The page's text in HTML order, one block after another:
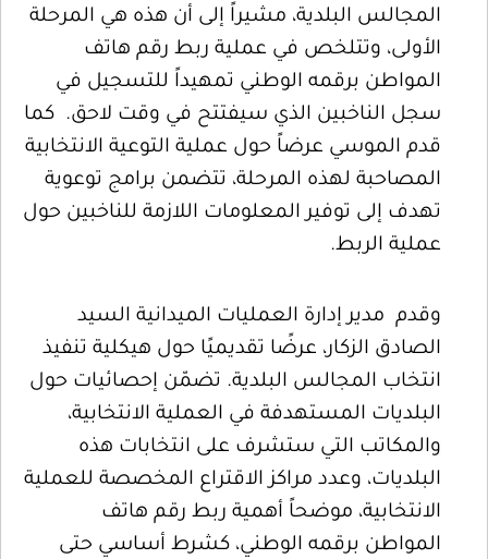
المجالس البلدية، مشيراً إلى أن هذه هي المرحلة
الأولى، وتتلخص في عملية ربط رقم هاتف
المواطن برقمه الوطني تمهيداً للتسجيل في
سجل الناخبين الذي سيفتتح في وقت لاحق. كما
قدم الموسي عرضاً حول عملية التوعية الانتخابية
المصاحبة لهذه المرحلة، تتضمن برامج توعوية
تهدف إلى توفير المعلومات اللازمة للناخبين حول
عملية الربط.
وقدم مدير إدارة العمليات الميدانية السيد
الصادق الزكار، عرضًا تقديميًا حول هيكلية تنفيذ
انتخاب المجالس البلدية. تضمّن إحصائيات حول
البلديات المستهدفة في العملية الانتخابية،
والمكاتب التي ستشرف على انتخابات هذه
البلديات، وعدد مراكز الاقتراع المخصصة للعملية
الانتخابية، موضحاً أهمية ربط رقم هاتف
المواطن برقمه الوطني، كشرط أساسي حتى